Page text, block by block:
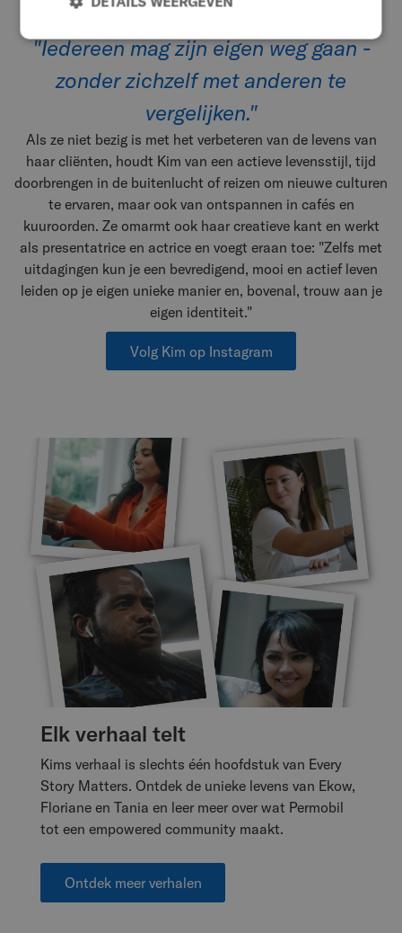
of om hulp te accepteren", zegt ze.
"Iedereen mag zijn eigen weg gaan -
zonder zichzelf met anderen te
vergelijken."
Als ze niet bezig is met het verbeteren van de levens van
haar cliënten, houdt Kim van een actieve levensstijl, tijd
doorbrengen in de buitenlucht of reizen om nieuwe culturen
te ervaren, maar ook van ontspannen in cafés en
kuuroorden. Ze omarmt ook haar creatieve kant en werkt
als presentatrice en actrice en voegt eraan toe: "Zelfs met
uitdagingen kun je een bevredigend, mooi en actief leven
leiden op je eigen unieke manier en, bovenal, trouw aan je
eigen identiteit."
Volg Kim op Instagram
Elk verhaal telt
Kims verhaal is slechts één hoofdstuk van Every
Story Matters. Ontdek de unieke levens van Ekow,
Floriane en Tania en leer meer over wat Permobil
tot een empowered community maakt.
Ontdek meer verhalen